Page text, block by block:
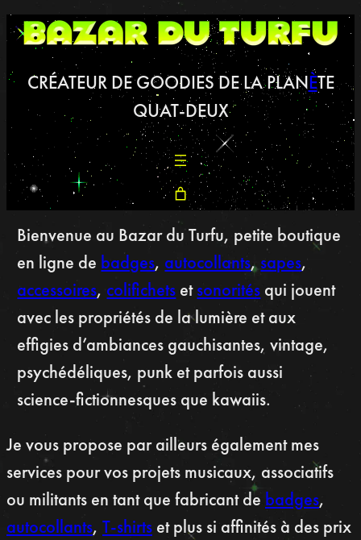
CRÉATEUR DE GOODIES DE LA PLANÈTE
QUAT-DEUX
Bienvenue au Bazar du Turfu, petite boutique
en ligne de badges, autocollants,sapes,
accessoires, colifichets etsonorités qui jouent
avec les propriétés de la lumière et aux
effigies d’ambiances gauchisantes, vintage,
psychédéliques, punk et parfois aussi
science-fictionnesques que kawaiis.
Je vous propose par ailleurs également mes
services pour vos projets musicaux, associatifs
ou militants en tant que fabricant de badges,
autocollants, T-shirts et plus si affinités à des prix